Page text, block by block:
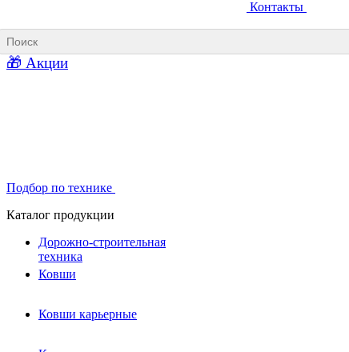
Ковши для фронтальных погрузчиков
Контакты
🎁 Акции
Подбор по технике
Каталог продукции
Дорожно-строительная
техника
Ковши
Ковши карьерные